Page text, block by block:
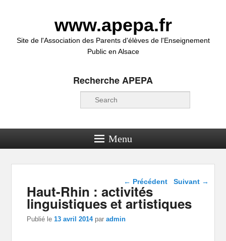
www.apepa.fr
Site de l'Association des Parents d'élèves de l'Enseignement
Public en Alsace
Recherche APEPA
Recherche
Menu
Navigation dans les
← Précédent Suivant →
Haut-Rhin : activités
linguistiques et artistiques
Publié le13 avril 2014 paradmin